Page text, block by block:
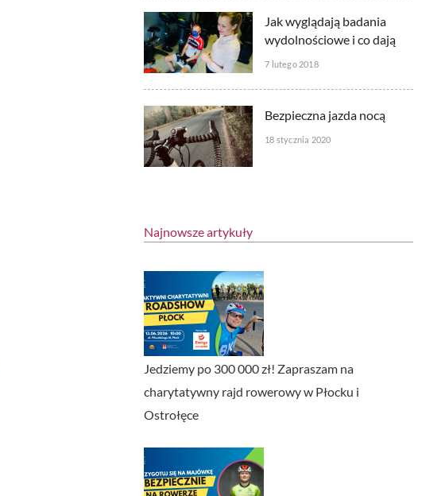
Jak wyglądają badania
wydolnościowe i co dają
7 lutego 2018
Bezpieczna jazda nocą
18 stycznia 2020
Najnowsze artykuły
Jedziemy po 300 000 zł! Zapraszam na
charytatywny rajd rowerowy w Płocku i
Ostrołęce